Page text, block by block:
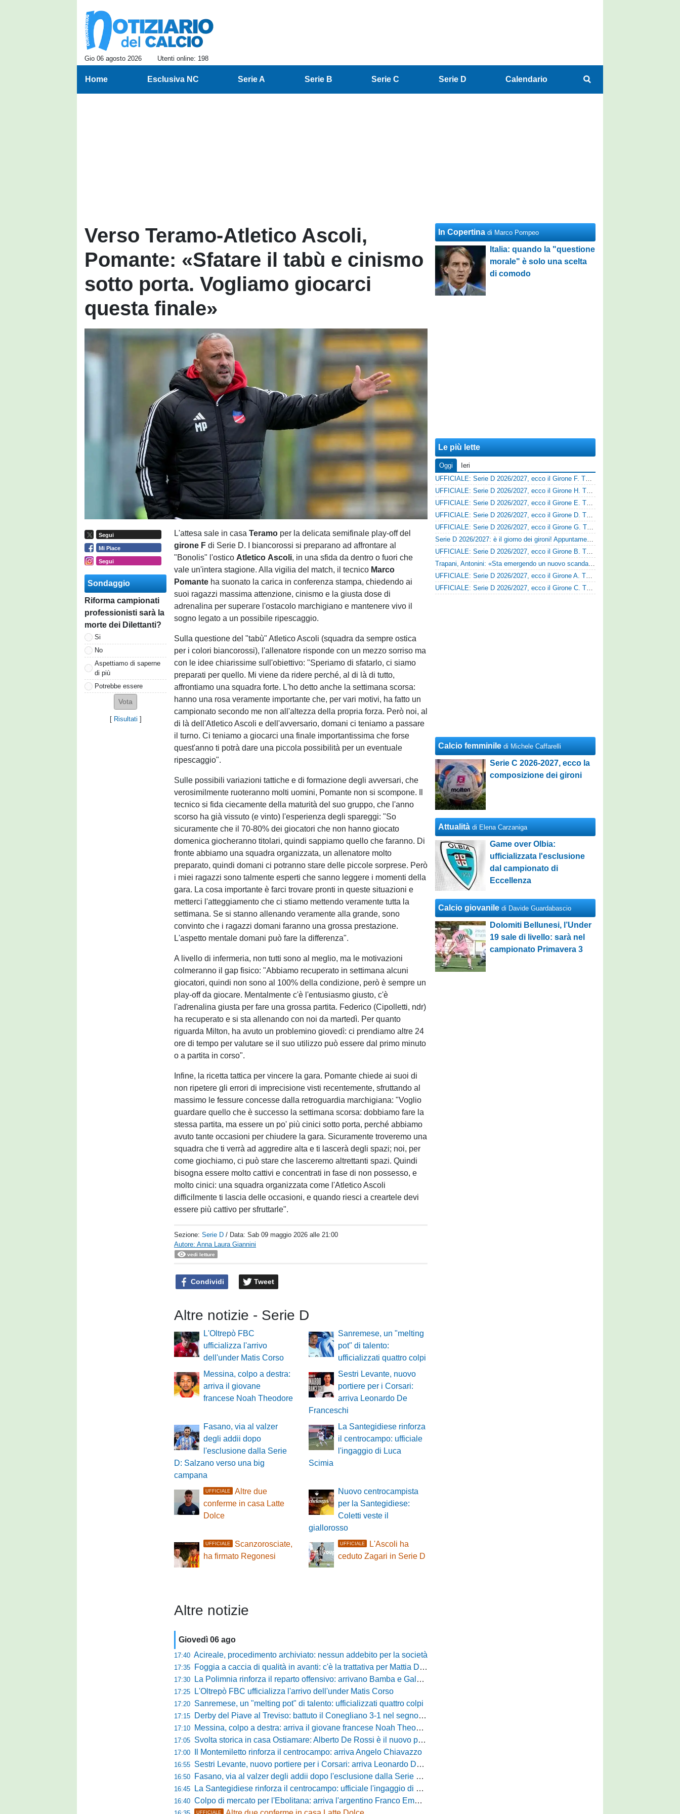
Gio 06 agosto 2026 Utenti online: 198
Home Esclusiva NC Serie A Serie B Serie C Serie D Calendario
Verso Teramo-Atletico Ascoli,
Pomante: «Sfatare il tabù e cinismo
sotto porta. Vogliamo giocarci
questa finale»
Segui
Mi Piace
Segui
Sondaggio
Riforma campionati
professionisti sarà la
morte dei Dilettanti?
Si
No
Aspettiamo di saperne
di più
Potrebbe essere
[ Risultati ]
L'attesa sale in casaTeramo per la delicata semifinale play-off del
girone F di Serie D. I biancorossi si preparano ad affrontare al
"Bonolis" l'ostico Atletico Ascoli, in una sfida da dentro o fuori che
vale un'intera stagione. Alla vigilia del match, il tecnico Marco
Pomante ha suonato la carica in conferenza stampa, chiedendo ai
suoi ragazzi massima attenzione, cinismo e la giusta dose di
adrenalina per superare l'ostacolo marchigiano e mantenere vivo il
sogno legato a un possibile ripescaggio.
Sulla questione del "tabù" Atletico Ascoli (squadra da sempre ostica
per i colori biancorossi), l'allenatore risponde con un mezzo sorriso ma
con le idee chiarissime sull'obiettivo: "Speriamo di sfatarlo, ci siamo
preparati per quello. Mi viene da ridere perché, al di là di tutto,
affrontiamo una squadra forte. L'ho detto anche la settimana scorsa:
hanno una rosa veramente importante che, per vari motivi, ha fatto un
campionato secondo me non all'altezza della propria forza. Però noi, al
di là dell'Atletico Ascoli e dell'avversario, domani ci teniamo a passare
il turno. Ci teniamo a giocarci una finale importantissima che forse
quest'anno ti potrà dare una piccola possibilità per un eventuale
ripescaggio".
Sulle possibili variazioni tattiche e di formazione degli avversari, che
verosimilmente ruoteranno molti uomini, Pomante non si scompone. Il
tecnico si fida ciecamente della maturità del suo gruppo, che l'anno
scorso ha già vissuto (e vinto) l'esperienza degli spareggi: "So
sicuramente che il 70-80% dei giocatori che non hanno giocato
domenica giocheranno titolari, quindi sappiamo quello che faranno. Di
fronte abbiamo una squadra organizzata, un allenatore molto
preparato, quindi domani ci potranno stare delle piccole sorprese. Però
i miei ragazzi sono talmente esperti che sanno leggere i momenti della
gara. La cosa importante è farci trovare pronti in queste situazioni e
metterci l'atteggiamento che ci stiamo mettendo veramente tutta la
settimana. Se si stanno allenando veramente alla grande, sono
convinto che i ragazzi domani faranno una grossa prestazione.
L'aspetto mentale domani può fare la differenza".
A livello di infermeria, non tutti sono al meglio, ma le motivazioni
colmeranno il gap fisico: "Abbiamo recuperato in settimana alcuni
giocatori, quindi non sono al 100% della condizione, però è sempre un
play-off da giocare. Mentalmente c'è l'entusiasmo giusto, c'è
l'adrenalina giusta per fare una grossa partita. Federico (Cipolletti, ndr)
ha recuperato e si sta allenando con noi da martedì. Per quanto
riguarda Milton, ha avuto un problemino giovedì: ci prendiamo altre 24
ore di tempo per valutare se il suo utilizzo può essere dal primo minuto
o a partita in corso".
Infine, la ricetta tattica per vincere la gara. Pomante chiede ai suoi di
non ripetere gli errori di imprecisione visti recentemente, sfruttando al
massimo le fessure concesse dalla retroguardia marchigiana: "Voglio
guardare quello che è successo la settimana scorsa: dobbiamo fare la
stessa partita, ma essere un po' più cinici sotto porta, perché abbiamo
avuto tante occasioni per chiudere la gara. Sicuramente troveremo una
squadra che ti verrà ad aggredire alta e ti lascerà degli spazi; noi, per
come giochiamo, ci può stare che lasceremo altrettanti spazi. Quindi
bisogna essere molto cattivi e concentrati in fase di non possesso, e
molto cinici: una squadra organizzata come l'Atletico Ascoli
difficilmente ti lascia delle occasioni, e quando riesci a creartele devi
essere più cattivo per sfruttarle".
Sezione:Serie D / Data:Sab 09 maggio 2026 alle 21:00
Autore: Anna Laura Giannini
vedi letture
Condividi Tweet
Altre notizie - Serie D
L'Oltrepò FBC
ufficializza l'arrivo
dell'under Matis Corso
Sanremese, un "melting
pot" di talento:
ufficializzati quattro colpi
Messina, colpo a destra:
arriva il giovane
francese Noah Theodore
Sestri Levante, nuovo
portiere per i Corsari:
arriva Leonardo De
Franceschi
Fasano, via al valzer
degli addii dopo
l'esclusione dalla Serie
D: Salzano verso una big
campana
La Santegidiese rinforza
il centrocampo: ufficiale
l'ingaggio di Luca
Scimia
UFFICIALE
Altre due
conferme in casa Latte
Dolce
Nuovo centrocampista
per la Santegidiese:
Coletti veste il
giallorosso
UFFICIALE
Scanzorosciate,
ha firmato Regonesi
UFFICIALE
L'Ascoli ha
ceduto Zagari in Serie D
Altre notizie
Giovedì 06 ago
17:40 Acireale, procedimento archiviato: nessun addebito per la società
17:35 Foggia a caccia di qualità in avanti: c'è la trattativa per Mattia Della Morte
17:30 La Polimnia rinforza il reparto offensivo: arrivano Bamba e Galeota
17:25 L'Oltrepò FBC ufficializza l'arrivo dell'under Matis Corso
17:20 Sanremese, un "melting pot" di talento: ufficializzati quattro colpi
17:15 Derby del Piave al Treviso: battuto il Conegliano 3-1 nel segno di Gerbi e Vita
17:10 Messina, colpo a destra: arriva il giovane francese Noah Theodore
17:05 Svolta storica in casa Ostiamare: Alberto De Rossi è il nuovo presidente biancoviola
17:00 Il Montemiletto rinforza il centrocampo: arriva Angelo Chiavazzo
16:55 Sestri Levante, nuovo portiere per i Corsari: arriva Leonardo De Franceschi
16:50 Fasano, via al valzer degli addii dopo l'esclusione dalla Serie D: Salzano verso una big campana
16:45 La Santegidiese rinforza il centrocampo: ufficiale l'ingaggio di Luca Scimia
16:40 Colpo di mercato per l'Ebolitana: arriva l'argentino Franco Emmanuel Boló
UFFICIALE
In Copertina di Marco Pompeo
Italia: quando la "questione
morale" è solo una scelta
di comodo
Le più lette
Oggi
Ieri
UFFICIALE: Serie D 2026/2027, ecco il Girone F. Tutte le squadre
UFFICIALE: Serie D 2026/2027, ecco il Girone H. Tutte le squadre
UFFICIALE: Serie D 2026/2027, ecco il Girone E. Tutte le squadre
UFFICIALE: Serie D 2026/2027, ecco il Girone D. Tutte le squadre
UFFICIALE: Serie D 2026/2027, ecco il Girone G. Tutte le squadre
Serie D 2026/2027: è il giorno dei gironi! Appuntamento fissato
UFFICIALE: Serie D 2026/2027, ecco il Girone B. Tutte le squadre
Trapani, Antonini: «Sta emergendo un nuovo scandalo»
UFFICIALE: Serie D 2026/2027, ecco il Girone A. Tutte le squadre
UFFICIALE: Serie D 2026/2027, ecco il Girone C. Tutte le squadre
Calcio femminile di Michele Caffarelli
Serie C 2026-2027, ecco la
composizione dei gironi
Attualità di Elena Carzaniga
Game over Olbia:
ufficializzata l'esclusione
dal campionato di
Eccellenza
Calcio giovanile di Davide Guardabascio
Dolomiti Bellunesi, l’Under
19 sale di livello: sarà nel
campionato Primavera 3